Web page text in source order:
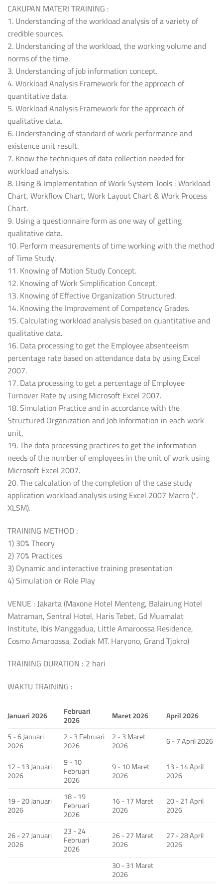
CAKUPAN MATERI TRAINING :
1. Understanding of the workload analysis of a variety of
credible sources.
2. Understanding of the workload, the working volume and
norms of the time.
3. Understanding of job information concept.
4. Workload Analysis Framework for the approach of
quantitative data.
5. Workload Analysis Framework for the approach of
qualitative data.
6. Understanding of standard of work performance and
existence unit result.
7. Know the techniques of data collection needed for
workload analysis.
8. Using & Implementation of Work System Tools : Workload
Chart, Workflow Chart, Work Layout Chart & Work Process
Chart.
9. Using a questionnaire form as one way of getting
qualitative data.
10. Perform measurements of time working with the method
of Time Study.
11. Knowing of Motion Study Concept.
12. Knowing of Work Simplification Concept.
13. Knowing of Effective Organization Structured.
14. Knowing the Improvement of Competency Grades.
15. Calculating workload analysis based on quantitative and
qualitative data.
16. Data processing to get the Employee absenteeism
percentage rate based on attendance data by using Excel
2007.
17. Data processing to get a percentage of Employee
Turnover Rate by using Microsoft Excel 2007.
18. Simulation Practice and in accordance with the
Structured Organization and Job Information in each work
unit,
19. The data processing practices to get the information
needs of the number of employees in the unit of work using
Microsoft Excel 2007.
20. The calculation of the completion of the case study
application workload analysis using Excel 2007 Macro (*.
XLSM).
TRAINING METHOD :
1) 30% Theory
2) 70% Practices
3) Dynamic and interactive training presentation
4) Simulation or Role Play
VENUE : Jakarta (Maxone Hotel Menteng, Balairung Hotel
Matraman, Sentral Hotel, Haris Tebet, Gd Muamalat
Institute, Ibis Manggadua, Little Amaroossa Residence,
Cosmo Amaroossa, Zodiak MT. Haryono, Grand Tjokro)
TRAINING DURATION : 2 hari
WAKTU TRAINING :
Januari 2026 Februari
2026 Maret 2026
April 2026
5 - 6 Januari
2026
2 - 3 Februari
2026
2 - 3 Maret
2026
6 - 7 April 2026
12 - 13 Januari
2026
9 - 10
Februari
2026
9 - 10 Maret
2026
13 - 14 April
2026
19 - 20 Januari
2026
18 - 19
Februari
2026
16 - 17 Maret
2026
20 - 21 April
2026
26 - 27 Januari
2026
23 - 24
Februari
2026
26 - 27 Maret
2026
27 - 28 April
2026
30 - 31 Maret
2026